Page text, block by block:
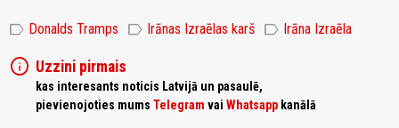
label Donalds Tramps label Irānas Izraēlas karš label Irāna Izraēla
info Uzzini pirmais
kas interesants noticis Latvijā un pasaulē,
pievienojoties mums Telegram vai Whatsapp kanālā